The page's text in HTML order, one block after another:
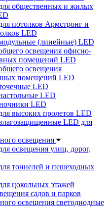
общественных и жилых
потолков Армстронг и
LED
(линейные) LED
освещения офисно-
помещений LED
освещения
помещений LED
LED
LED
LED
высоких пролетов LED
LED для
освещения
освещения улиц, дорог,
тоннелей и пешеходных
цокольных этажей
садов и парков
освещения светодиодные